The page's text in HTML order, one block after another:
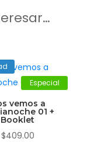
Especial
vemos a
01 +
Booklet
$409.00